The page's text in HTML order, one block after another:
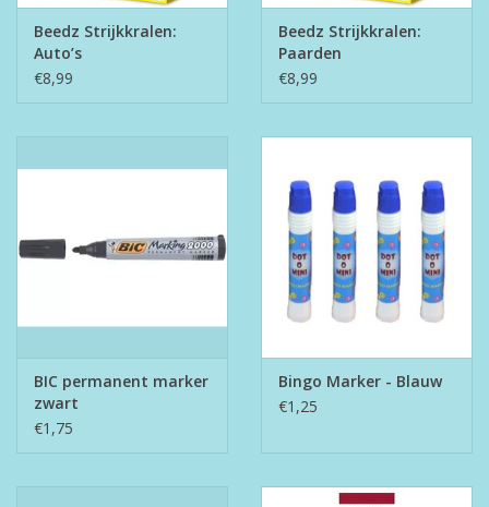
Beedz Strijkkralen:
Auto’s
€8,99
Beedz Strijkkralen:
Paarden
€8,99
BIC permanent marker
zwart
€1,75
Bingo Marker - Blauw
€1,25